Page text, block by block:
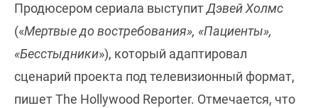
Продюсером сериала выступитДэвей Холмс
(«Мертвые до востребования», «Пациенты»,
«Бесстыдники»), который адаптировал
сценарий проекта под телевизионный формат,
пишет The Hollywood Reporter. Отмечается, что